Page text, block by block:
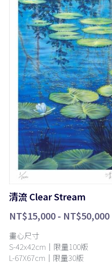
清流 Clear Stream
NT$15,000 - NT$50,000
畫心尺寸
S-42x42cm｜限量100版
L-67X67cm｜限量30版